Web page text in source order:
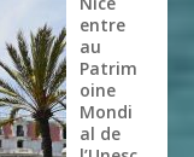
entre
au
Patrim
oine
Mondi
al de